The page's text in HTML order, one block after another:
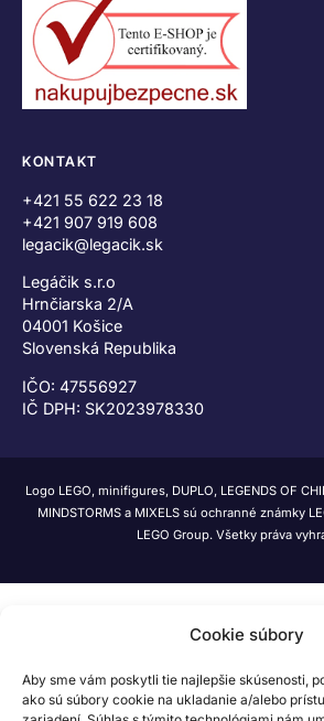
Cookie súbory
Aby sme vám poskytli tie najlepšie skúsenosti,
ako sú súbory cookie na ukladanie a/alebo
KONTAKT
+421 55 622 23 18
+421 907 919 608
legacik@legacik.sk
Legáčik s.r.o
Hrnčiarska 2/A
04001 Košice
Slovenská Republika
IČO: 47556927
IČ DPH: SK2023978330
Logo LEGO, minifigures, DUPLO, LEGENDS OF
MINDSTORMS a MIXELS sú ochranné známky
LEGO Group. Všetky práva